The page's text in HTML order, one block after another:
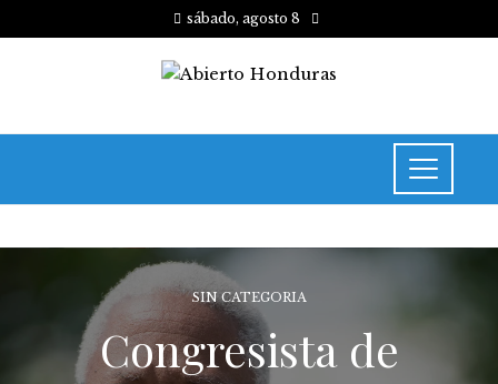
sábado, agosto 8
SIN CATEGORIA
Congresista de